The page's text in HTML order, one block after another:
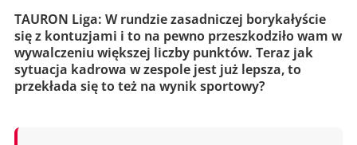
TAURON Liga: W rundzie zasadniczej borykałyście
się z kontuzjami i to na pewno przeszkodziło wam w
wywalczeniu większej liczby punktów. Teraz jak
sytuacja kadrowa w zespole jest już lepsza, to
przekłada się to też na wynik sportowy?